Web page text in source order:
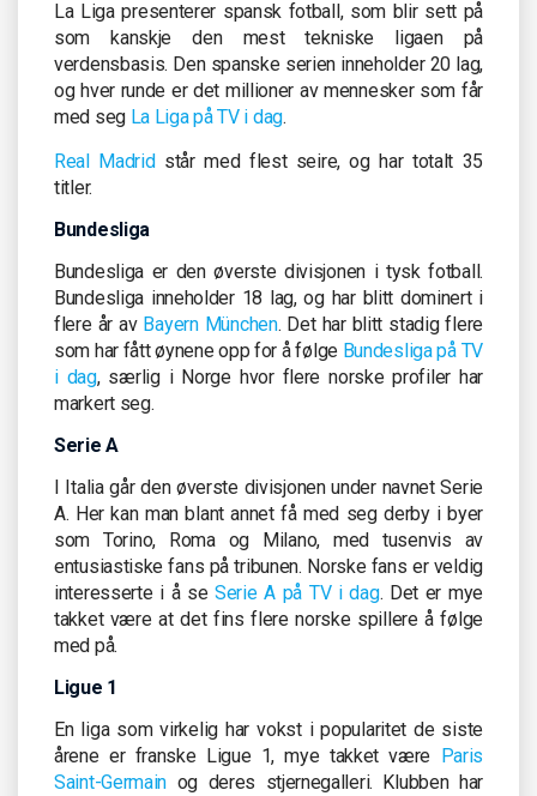
La Liga presenterer spansk fotball, som blir sett på
som kanskje den mest tekniske ligaen på
verdensbasis. Den spanske serien inneholder 20 lag,
og hver runde er det millioner av mennesker som får
med seg La Liga på TV i dag.
Real Madridstår med flest seire, og har totalt 35
titler.
Bundesliga
Bundesliga er den øverste divisjonen i tysk fotball.
Bundesliga inneholder 18 lag, og har blitt dominert i
flere år av Bayern München. Det har blitt stadig flere
som har fått øynene opp for å følge Bundesliga på TV
i dag, særlig i Norge hvor flere norske profiler har
markert seg.
Serie A
I Italia går den øverste divisjonen under navnet Serie
A. Her kan man blant annet få med seg derby i byer
som Torino, Roma og Milano, med tusenvis av
entusiastiske fans på tribunen. Norske fans er veldig
interesserte i å seSerie A på TV i dag. Det er mye
takket være at det fins flere norske spillere å følge
med på.
Ligue 1
En liga som virkelig har vokst i popularitet de siste
årene er franske Ligue 1, mye takket være Paris
Saint-Germain og deres stjernegalleri. Klubben har